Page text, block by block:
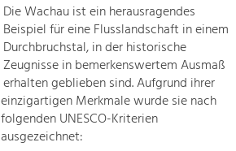
Die Wachau ist ein herausragendes
Beispiel für eine Flusslandschaft in einem
Durchbruchstal, in der historische
Zeugnisse in bemerkenswertem Ausmaß
erhalten geblieben sind. Aufgrund ihrer
einzigartigen Merkmale wurde sie nach
folgenden UNESCO-Kriterien
ausgezeichnet: